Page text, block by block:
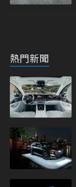
熱門新聞